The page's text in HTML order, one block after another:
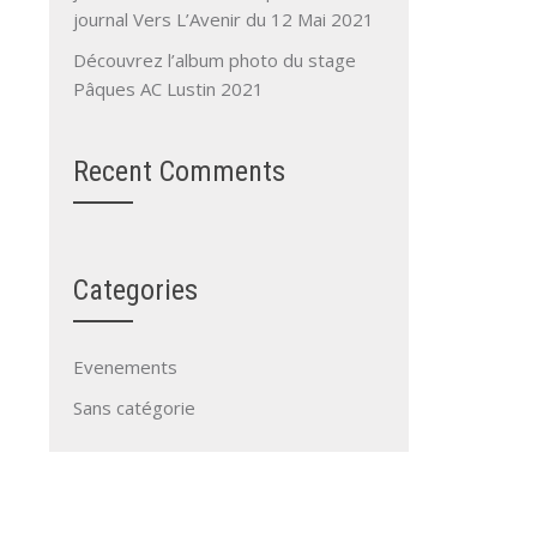
journal Vers L’Avenir du 12 Mai 2021
Découvrez l’album photo du stage
Pâques AC Lustin 2021
Recent Comments
Categories
Evenements
Sans catégorie